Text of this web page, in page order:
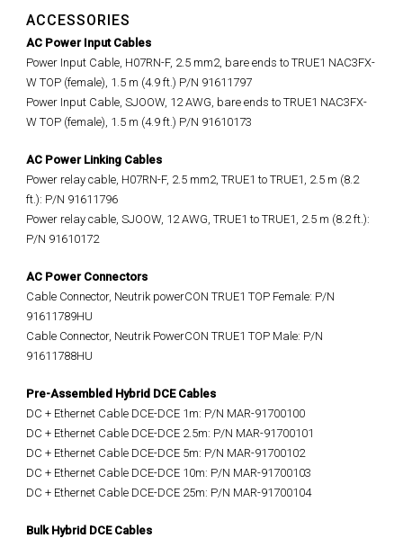
ACCESSORIES
AC Power Input Cables
Power Input Cable, H07RN-F, 2.5 mm2, bare ends to TRUE1 NAC3FX-
W TOP (female), 1.5 m (4.9 ft.) P/N 91611797
Power Input Cable, SJOOW, 12 AWG, bare ends to TRUE1 NAC3FX-
W TOP (female), 1.5 m (4.9 ft.) P/N 91610173
AC Power Linking Cables
Power relay cable, H07RN-F, 2.5 mm2, TRUE1 to TRUE1, 2.5 m (8.2
ft.): P/N 91611796
Power relay cable, SJOOW, 12 AWG, TRUE1 to TRUE1, 2.5 m (8.2 ft.):
P/N 91610172
AC Power Connectors
Cable Connector, Neutrik powerCON TRUE1 TOP Female: P/N
91611789HU
Cable Connector, Neutrik PowerCON TRUE1 TOP Male: P/N
91611788HU
Pre-Assembled Hybrid DCE Cables
DC + Ethernet Cable DCE-DCE 1m: P/N MAR-91700100
DC + Ethernet Cable DCE-DCE 2.5m: P/N MAR-91700101
DC + Ethernet Cable DCE-DCE 5m: P/N MAR-91700102
DC + Ethernet Cable DCE-DCE 10m: P/N MAR-91700103
DC + Ethernet Cable DCE-DCE 25m: P/N MAR-91700104
Bulk Hybrid DCE Cables